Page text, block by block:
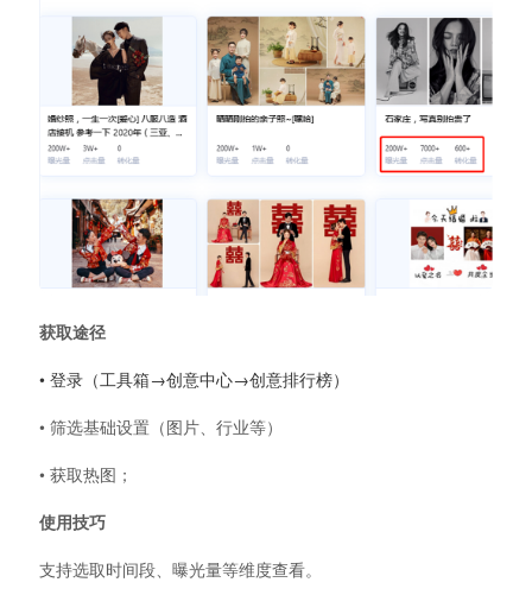
获取途径
• 登录（工具箱→创意中心→创意排行榜）
• 筛选基础设置（图片、行业等）
• 获取热图；
使用技巧
支持选取时间段、曝光量等维度查看。